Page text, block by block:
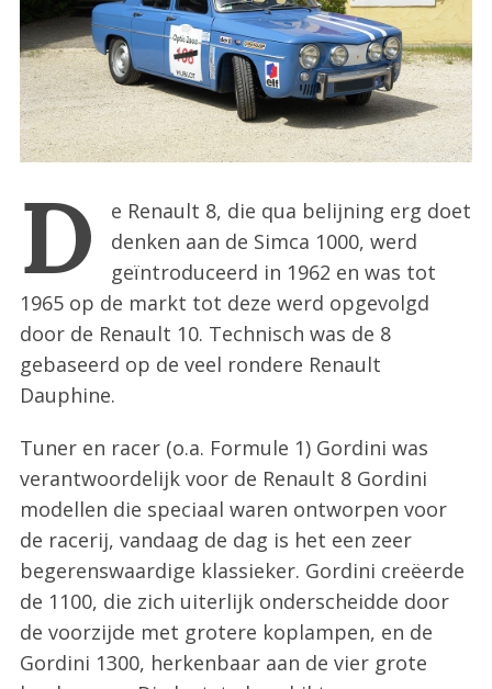
D
e Renault 8, die qua belijning erg doet
denken aan de Simca 1000, werd
geïntroduceerd in 1962 en was tot
1965 op de markt tot deze werd opgevolgd
door de Renault 10. Technisch was de 8
gebaseerd op de veel rondere Renault
Dauphine.
Tuner en racer (o.a. Formule 1) Gordini was
verantwoordelijk voor de Renault 8 Gordini
modellen die speciaal waren ontworpen voor
de racerij, vandaag de dag is het een zeer
begerenswaardige klassieker. Gordini creëerde
de 1100, die zich uiterlijk onderscheidde door
de voorzijde met grotere koplampen, en de
Gordini 1300, herkenbaar aan de vier grote